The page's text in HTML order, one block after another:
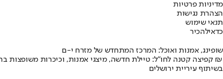
מדיניות פרטיות
הצהרת נגישות
תנאי שימוש
כדאילהכיר
שופינג, אמנות ואוכל: המרכז המתחדש של מזרח י-ם
קפיצה קטנה לחו"ל: טיילת חדשה, מיצגי אמנות, וכיכרות משופצות בהשקעה של 100 מיליון ₪
בשיתוף עיריית ירושלים